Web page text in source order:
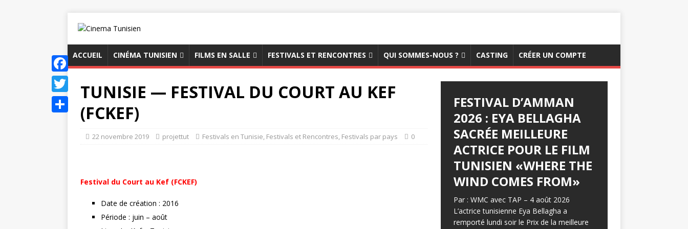
ACCUEIL CINÉMA TUNISIEN FILMS EN SALLE FESTIVALS ET RENCONTRES QUI SOMMES-NOUS ? CASTING CRÉER UN COMPTE
TUNISIE — FESTIVAL DU COURT AU KEF
(FCKEF)
22 novembre 2019 projettut Festivals en Tunisie, Festivals et Rencontres, Festivals par pays 0
Festival du Court au Kef (FCKEF)
Date de création : 2016
Période : juin – août
F
a
c
T
FESTIVAL D’AMMAN
2026 : EYA BELLAGHA
SACRÉE MEILLEURE
ACTRICE POUR LE FILM
TUNISIEN «WHERE THE
WIND COMES FROM»
Par : WMC avec TAP – 4 août 2026
L’actrice tunisienne Eya Bellagha a
remporté lundi soir le Prix de la meilleure